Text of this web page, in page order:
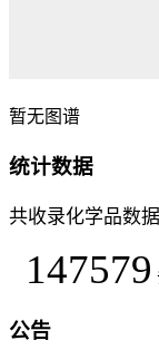
暂无图谱
统计数据
共收录化学品数据
147579
公告